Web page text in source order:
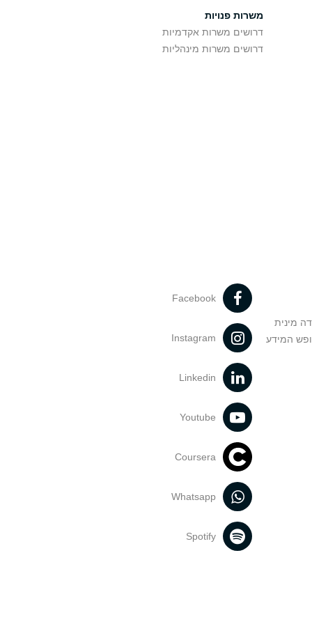
משרות פנויות
דרושים משרות אקדמיות
דרושים משרות מינהליות
מינית
המידע
Facebook
Instagram
Linkedin
Youtube
Coursera
Whatsapp
Spotify